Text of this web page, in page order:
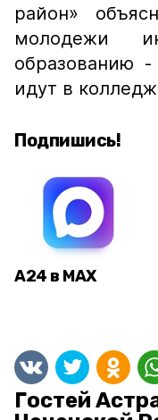
район»
молодежи
образованию
идут в
Подпишись!
А24 в MAX
Гостей